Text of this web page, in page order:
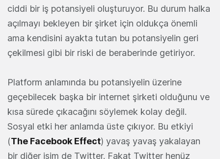
ciddi bir iş potansiyeli oluşturuyor. Bu durum halka
açılmayı bekleyen bir şirket için oldukça önemli
ama kendisini ayakta tutan bu potansiyelin geri
çekilmesi gibi bir riski de beraberinde getiriyor.
Platform anlamında bu potansiyelin üzerine
geçebilecek başka bir internet şirketi olduğunu ve
kısa sürede çıkacağını söylemek kolay değil.
Sosyal etki her anlamda üste çıkıyor. Bu etkiyi
(The Facebook Effect) yavaş yavaş yakalayan
bir diğer isim de Twitter. Fakat Twitter henüz